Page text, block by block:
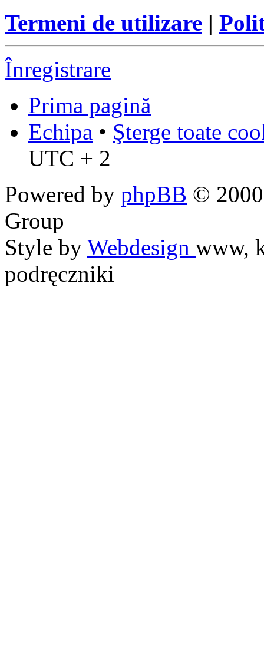
Termeni de utilizare |
Înregistrare
Prima pagină
Echipa • Şterge toate
UTC + 2
Powered by phpBB ©
Group
Style by Webdesign www,
podręczniki